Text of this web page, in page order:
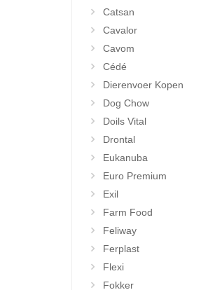
Catsan
Cavalor
Cavom
Cédé
Dierenvoer Kopen
Dog Chow
Doils Vital
Drontal
Eukanuba
Euro Premium
Exil
Farm Food
Feliway
Ferplast
Flexi
Fokker